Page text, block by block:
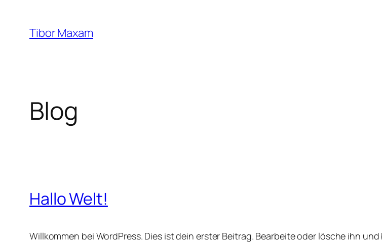
Inhalt
springen
Tibor Maxam
Blog
Hallo Welt!
Willkommen bei WordPress. Dies ist dein erster Beitrag. Bearbeite oder lösche ihn